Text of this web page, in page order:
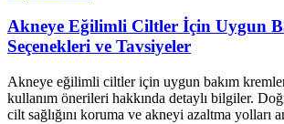
Akneye Eğilimli Ciltler İçin Uygun
Seçenekleri ve Tavsiyeler
Akneye eğilimli ciltler için uygun bakım
kullanım önerileri hakkında detaylı bilgiler.
cilt sağlığını koruma ve akneyi azaltma yolları